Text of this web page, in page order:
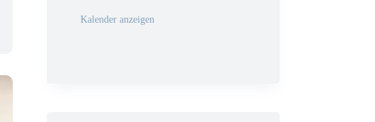
n
Kalender anzeigen